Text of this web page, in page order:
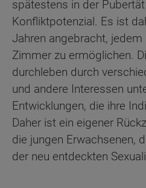
spätestens in der
Konfliktpotenzial. Es ist
Jahren angebracht, jedem
Zimmer zu ermöglichen.
durchleben durch
und andere Interessen
Entwicklungen, die ihre
Daher ist ein eigener
die jungen Erwachsenen,
der neu entdeckten